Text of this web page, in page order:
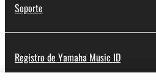
Soporte
Registro de Yamaha Music ID